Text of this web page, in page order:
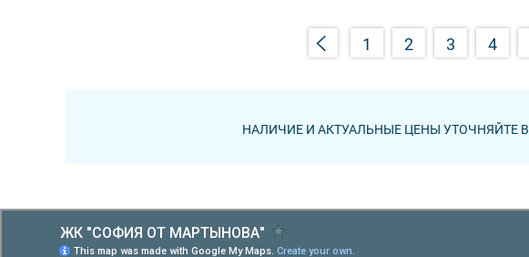
1 2 3 4
НАЛИЧИЕ И АКТУАЛЬНЫЕ ЦЕНЫ УТОЧНЯЙТЕ В